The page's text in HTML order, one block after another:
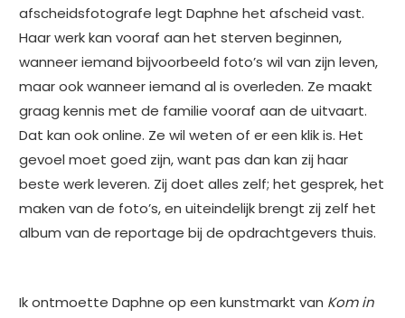
afscheidsfotografe legt Daphne het afscheid vast.
Haar werk kan vooraf aan het sterven beginnen,
wanneer iemand bijvoorbeeld foto’s wil van zijn leven,
maar ook wanneer iemand al is overleden. Ze maakt
graag kennis met de familie vooraf aan de uitvaart.
Dat kan ook online. Ze wil weten of er een klik is. Het
gevoel moet goed zijn, want pas dan kan zij haar
beste werk leveren. Zij doet alles zelf; het gesprek, het
maken van de foto’s, en uiteindelijk brengt zij zelf het
album van de reportage bij de opdrachtgevers thuis.
Ik ontmoette Daphne op een kunstmarkt van Kom in